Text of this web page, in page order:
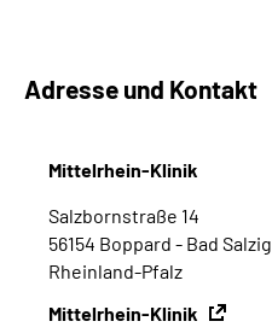
Adresse und Kontakt
Mittelrhein-Klinik
Salzbornstraße 14
56154 Boppard - Bad Salzig
Rheinland-Pfalz
Mittelrhein-Klinik